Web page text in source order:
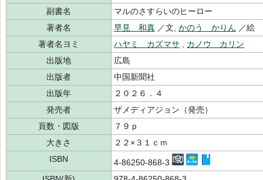
副書名
マルのさすらいのヒーロー
著者名
早見 和真 ／文, かのう かりん ／絵
著者名ヨミ
ハヤミ カズマサ
カノウ カリン
出版地
広島
出版者
中国新聞社
出版年
２０２６．４
発売者
ザメディアジョン（発売）
頁数・図版
７９ｐ
大きさ
２２×３１ｃｍ
ISBN
4-86250-868-3